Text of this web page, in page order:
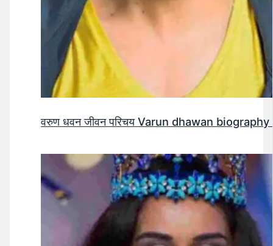
वरुण धवन जीवन परिचय Varun dhawan